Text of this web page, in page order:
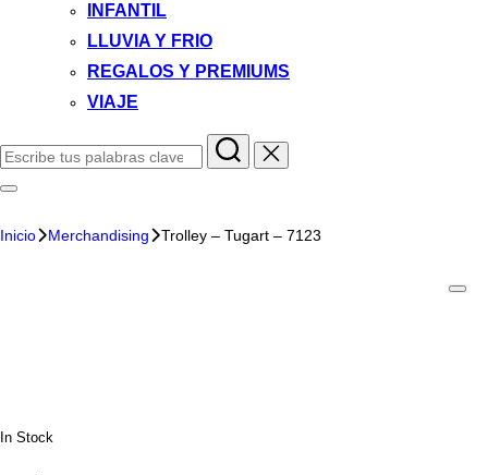
INFANTIL
LLUVIA Y FRIO
REGALOS Y PREMIUMS
VIAJE
Inicio Merchandising Trolley – Tugart – 7123
In Stock